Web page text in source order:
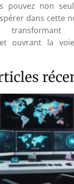
pouvez non
dans cette
ouvrant la